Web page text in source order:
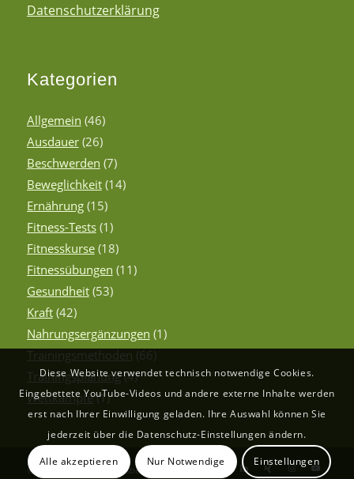
Datenschutzerklärung
Kategorien
Allgemein (46)
Ausdauer(26)
Beschwerden (7)
Beweglichkeit(14)
Ernährung(15)
Fitness-Tests(1)
Fitnesskurse(18)
Fitnessübungen (11)
Gesundheit(53)
Kraft(42)
Nahrungsergänzungen (1)
Trainingsmethoden (66)
Trainingsplanung(4)
Wettkämpfe(1)
© Copyright - Der Fitnessberater
Diese Website verwendet technisch notwendige Cookies.
Eingebettete YouTube-Videos und andere externe Inhalte werden
erst nach Ihrer Einwilligung geladen. Ihre Auswahl können Sie
jederzeit über die Datenschutz-Einstellungen ändern.
Alle akzeptieren Nur Notwendige Einstellungen